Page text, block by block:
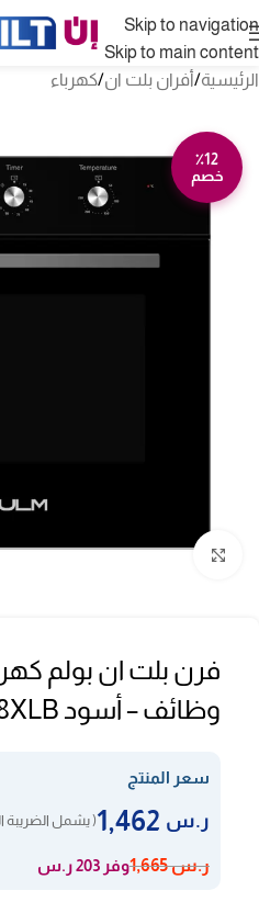
Skip to navigation
Skip to main content
الرئيسية/أفران بلت ان/كهرباء
٪12
خصم
Click to enlarge
وظائف – أسود BL8XLB
سعر المنتج
ر.س ( يشمل الضريبة
ر.س1,665 وفر 203 ر.س